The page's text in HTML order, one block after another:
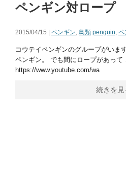
ペンギン対ロープ
2015/04/15 | ペンギン, 鳥類 penguin, ペ
コウテイペンギンのグループがいま
ペンギン。 でも間にロープがあって
https://www.youtube.com/wa
続きを見